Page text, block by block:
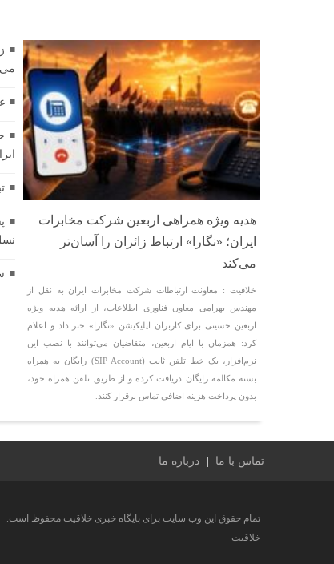
هدیه ویژه همراهی اربعین شرکت مخابرات
ایران؛ «نگارا» ارتباط زائران را آسان‌تر
می‌کند
خلاقیت : معاونت ارتباطات شرکت مخابرات ایران به نقل از
مهندس بهرامی معاون فناوری اطلاعات، از ارائه هدیه ویژه
اربعین حسینی برای کاربران اپلیکیشن «نگارا» خبر داد و اعلام
کرد: همزمان با ایام اربعین، متقاضیان می‌توانند با نصب این
نرم‌افزار، یک خط تلفن ثابت (SIP Account) رایگان به همراه
بسته مکالمه رایگان دریافت کرده و از طریق تلفن همراه خود،
بدون پرداخت هزینه اضافی تماس برقرار کنند.
تماس با ما درباره ما
تمام حقوق این وب سایت برای پایگاه خبری خلاقیت محفوظ است.
خلاقیت